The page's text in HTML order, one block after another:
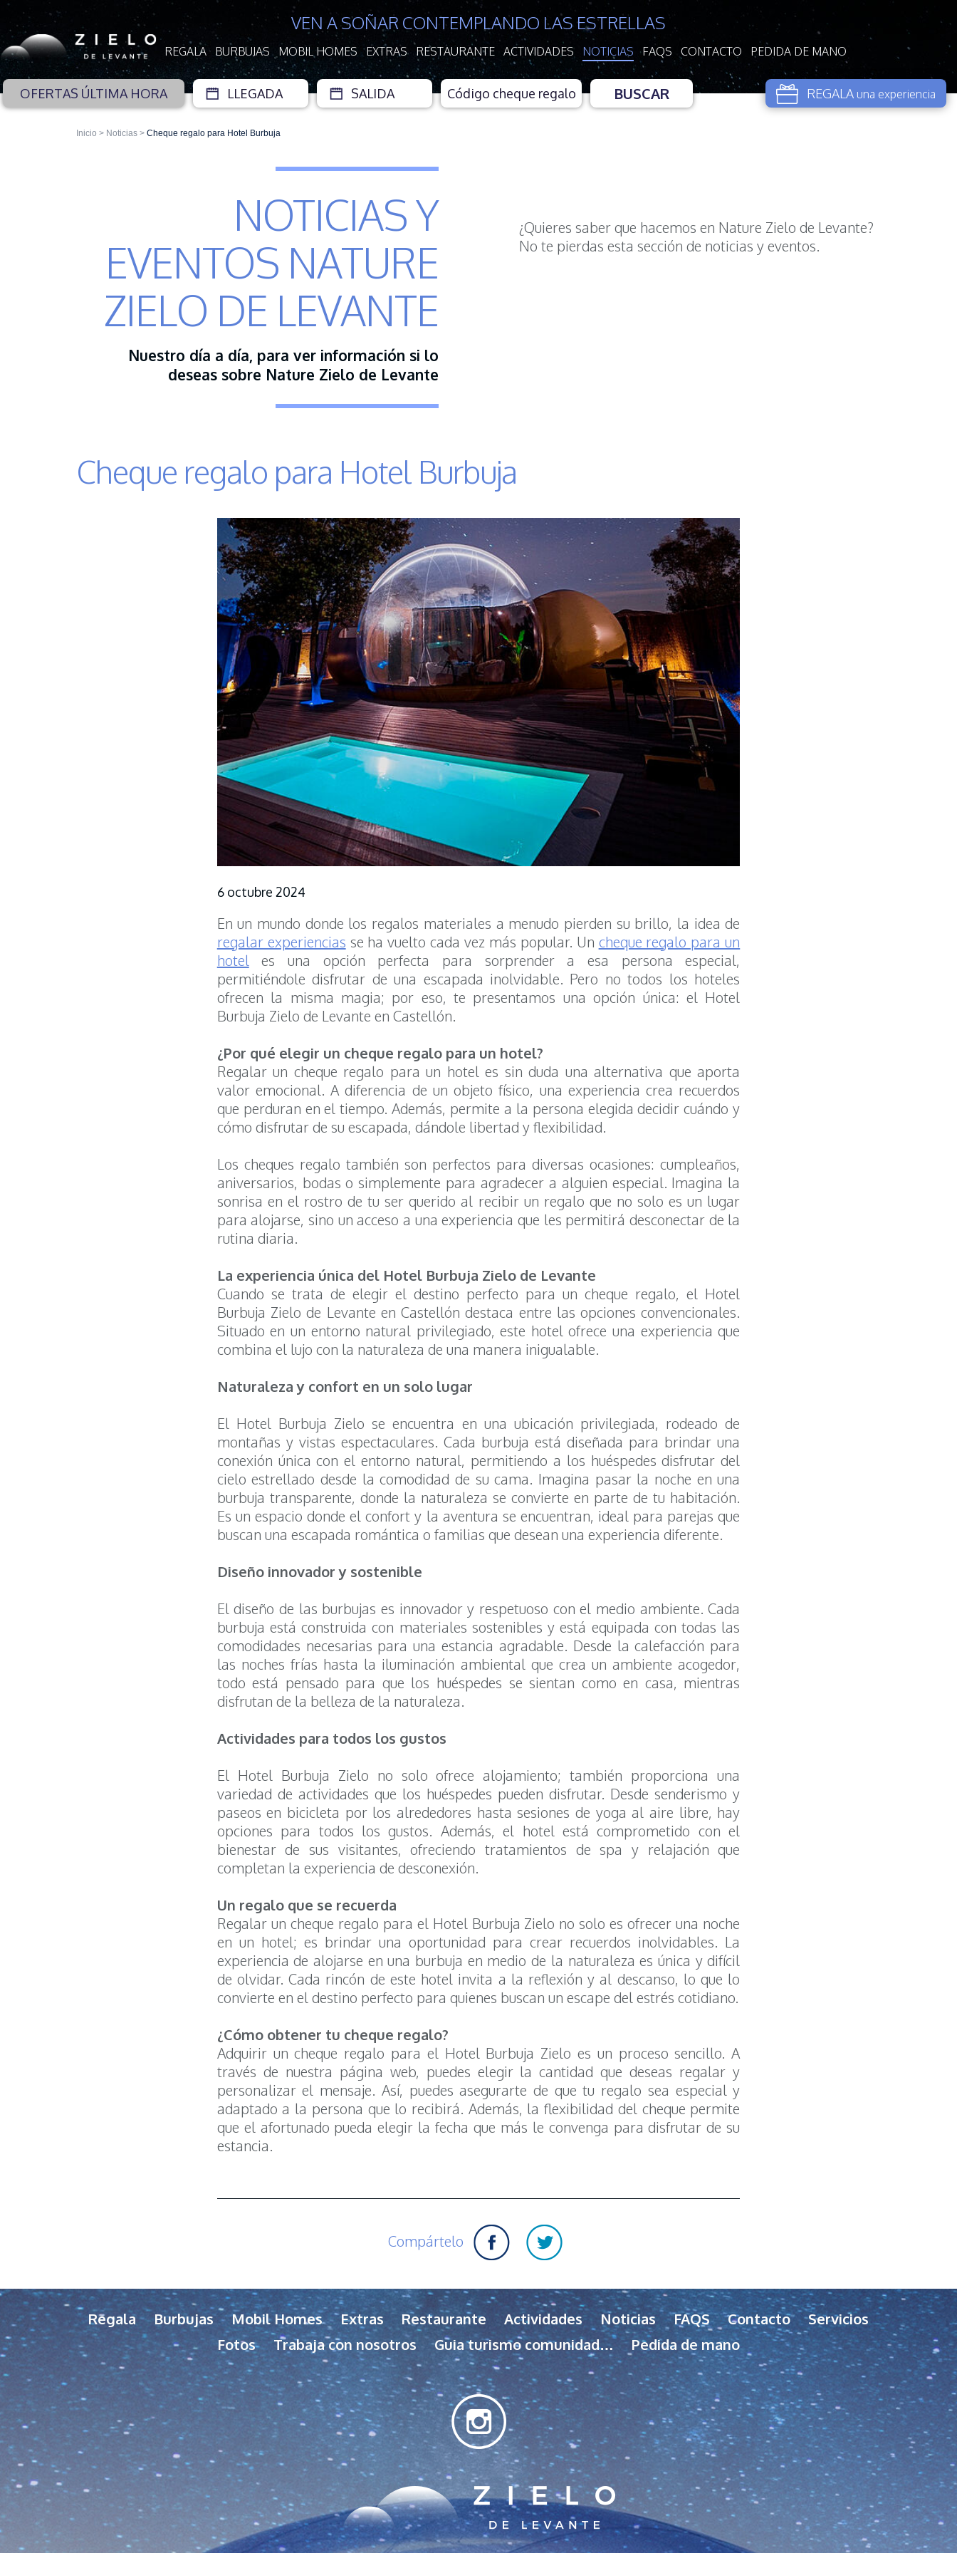
VEN A SOÑAR CONTEMPLANDO LAS ESTRELLAS
REGALA BURBUJAS MOBIL HOMES EXTRAS RESTAURANTE ACTIVIDADES NOTICIAS FAQS CONTACTO PEDIDA DE MANO
OFERTAS ÚLTIMA HORA BUSCAR REGALA una experiencia
Inicio > Noticias > Cheque regalo para Hotel Burbuja
NOTICIAS Y
EVENTOS NATURE
ZIELO DE LEVANTE
Nuestro día a día, para ver información si lo
deseas sobre Nature Zielo de Levante
¿Quieres saber que hacemos en Nature Zielo de Levante?
No te pierdas esta sección de noticias y eventos.
Cheque regalo para Hotel Burbuja
6 octubre 2024
En un mundo donde los regalos materiales a menudo pierden su brillo, la idea de
regalar experiencias se ha vuelto cada vez más popular. Un cheque regalo para un
hotel es una opción perfecta para sorprender a esa persona especial,
permitiéndole disfrutar de una escapada inolvidable. Pero no todos los hoteles
ofrecen la misma magia; por eso, te presentamos una opción única: el Hotel
Burbuja Zielo de Levante en Castellón.
¿Por qué elegir un cheque regalo para un hotel?
Regalar un cheque regalo para un hotel es sin duda una alternativa que aporta
valor emocional. A diferencia de un objeto físico, una experiencia crea recuerdos
que perduran en el tiempo. Además, permite a la persona elegida decidir cuándo y
cómo disfrutar de su escapada, dándole libertad y flexibilidad.
Los cheques regalo también son perfectos para diversas ocasiones: cumpleaños,
aniversarios, bodas o simplemente para agradecer a alguien especial. Imagina la
sonrisa en el rostro de tu ser querido al recibir un regalo que no solo es un lugar
para alojarse, sino un acceso a una experiencia que les permitirá desconectar de la
rutina diaria.
La experiencia única del Hotel Burbuja Zielo de Levante
Cuando se trata de elegir el destino perfecto para un cheque regalo, el Hotel
Burbuja Zielo de Levante en Castellón destaca entre las opciones convencionales.
Situado en un entorno natural privilegiado, este hotel ofrece una experiencia que
combina el lujo con la naturaleza de una manera inigualable.
Naturaleza y confort en un solo lugar
El Hotel Burbuja Zielo se encuentra en una ubicación privilegiada, rodeado de
montañas y vistas espectaculares. Cada burbuja está diseñada para brindar una
conexión única con el entorno natural, permitiendo a los huéspedes disfrutar del
cielo estrellado desde la comodidad de su cama. Imagina pasar la noche en una
burbuja transparente, donde la naturaleza se convierte en parte de tu habitación.
Es un espacio donde el confort y la aventura se encuentran, ideal para parejas que
buscan una escapada romántica o familias que desean una experiencia diferente.
Diseño innovador y sostenible
El diseño de las burbujas es innovador y respetuoso con el medio ambiente. Cada
burbuja está construida con materiales sostenibles y está equipada con todas las
comodidades necesarias para una estancia agradable. Desde la calefacción para
las noches frías hasta la iluminación ambiental que crea un ambiente acogedor,
todo está pensado para que los huéspedes se sientan como en casa, mientras
disfrutan de la belleza de la naturaleza.
Actividades para todos los gustos
El Hotel Burbuja Zielo no solo ofrece alojamiento; también proporciona una
variedad de actividades que los huéspedes pueden disfrutar. Desde senderismo y
paseos en bicicleta por los alrededores hasta sesiones de yoga al aire libre, hay
opciones para todos los gustos. Además, el hotel está comprometido con el
bienestar de sus visitantes, ofreciendo tratamientos de spa y relajación que
completan la experiencia de desconexión.
Un regalo que se recuerda
Regalar un cheque regalo para el Hotel Burbuja Zielo no solo es ofrecer una noche
en un hotel; es brindar una oportunidad para crear recuerdos inolvidables. La
experiencia de alojarse en una burbuja en medio de la naturaleza es única y difícil
de olvidar. Cada rincón de este hotel invita a la reflexión y al descanso, lo que lo
convierte en el destino perfecto para quienes buscan un escape del estrés cotidiano.
¿Cómo obtener tu cheque regalo?
Adquirir un cheque regalo para el Hotel Burbuja Zielo es un proceso sencillo. A
través de nuestra página web, puedes elegir la cantidad que deseas regalar y
personalizar el mensaje. Así, puedes asegurarte de que tu regalo sea especial y
adaptado a la persona que lo recibirá. Además, la flexibilidad del cheque permite
que el afortunado pueda elegir la fecha que más le convenga para disfrutar de su
estancia.
Compártelo
Regala Burbujas Mobil Homes Extras Restaurante Actividades Noticias FAQS Contacto
Servicios
Fotos
Trabaja con nosotros Guia turismo comunidad… Pedida de mano